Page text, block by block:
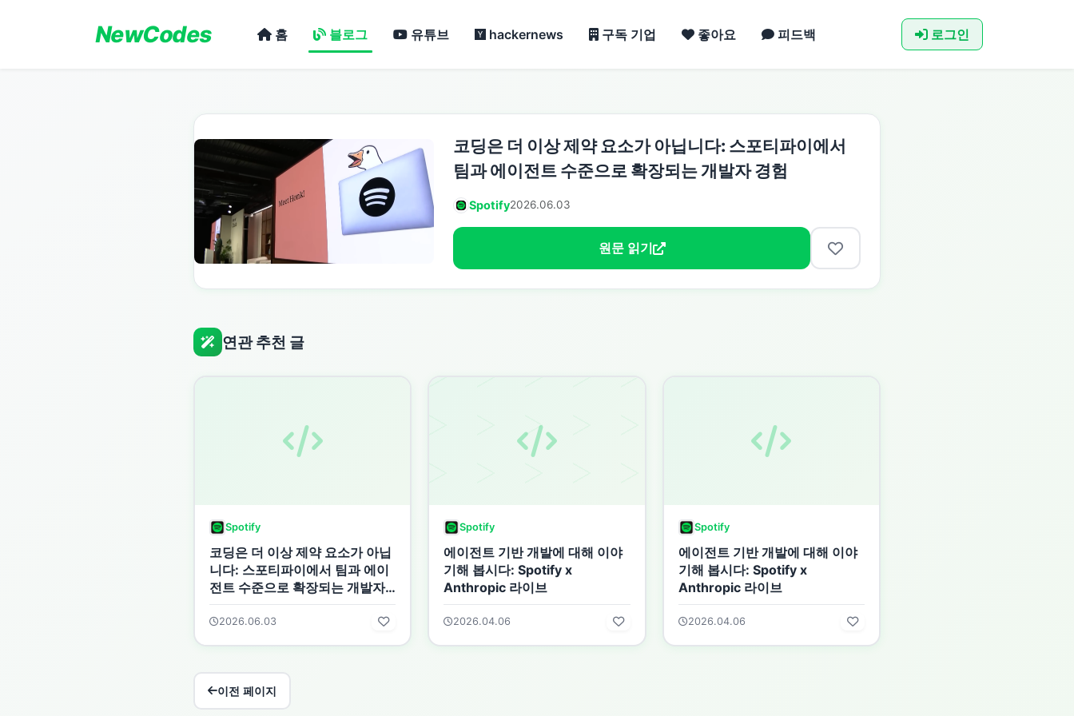
NewCodes 홈 블로그 유튜브 hackernews 구독 기업 좋아요 피드백 로그인
코딩은 더 이상 제약 요소가 아닙니다: 스포티파이에서
팀과 에이전트 수준으로 확장되는 개발자 경험
Spotify2026.06.03
원문 읽기
연관 추천 글
Spotify
코딩은 더 이상 제약 요소가 아닙
니다: 스포티파이에서 팀과 에이
전트 수준으로 확장되는 개발자
경험
2026.06.03
Spotify
에이전트 기반 개발에 대해 이야
기해 봅시다: Spotify x
Anthropic 라이브
2026.04.06
Spotify
에이전트 기반 개발에 대해 이야
기해 봅시다: Spotify x
Anthropic 라이브
2026.04.06
이전 페이지